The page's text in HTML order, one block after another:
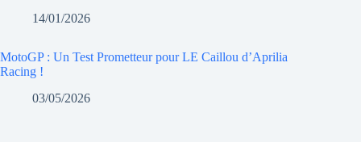
14/01/2026
MotoGP : Un Test Prometteur pour LE Caillou d’Aprilia
Racing !
03/05/2026